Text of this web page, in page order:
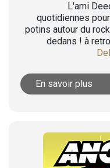
L'ami
quotidiennes
potins autour du
dedans ! à
En savoir plus